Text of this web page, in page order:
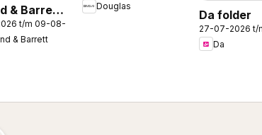
& Barrett
t/m 09-08-2026
& Barrett
Douglas
Da folder
27-07-2026 t/
Da